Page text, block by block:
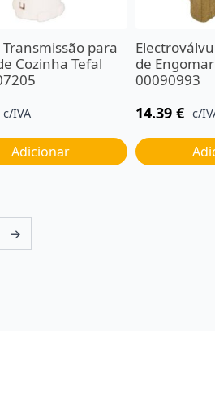
Transmissão para
Cozinha Tefal
c/IVA
Adicionar
de Engomar
00090993
14.39 € c/
→